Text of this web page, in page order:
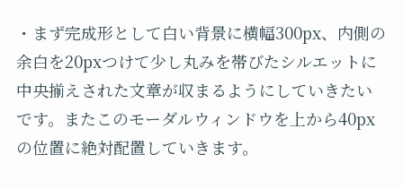
・まず完成形として白い背景に横幅300px、内側の
余白を20pxつけて少し丸みを帯びたシルエットに
中央揃えされた文章が収まるようにしていきたい
です。またこのモーダルウィンドウを上から40px
の位置に絶対配置していきます。